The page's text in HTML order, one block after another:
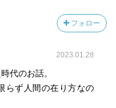
フォロー
2023.01.28
代のお話。
らず人間の在り方なの